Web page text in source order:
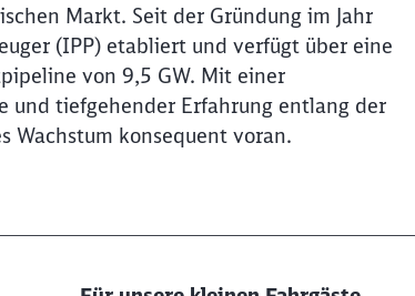
Markt. Seit der Gründung im Jahr
(IPP) etabliert und verfügt über eine
von 9,5 GW. Mit einer
und tiefgehender Erfahrung entlang der
Wachstum konsequent voran.